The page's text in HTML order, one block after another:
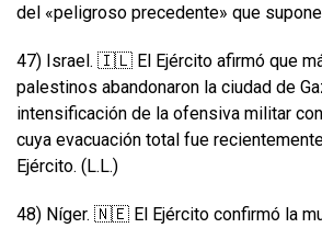
del «peligroso precedente» que
47) Israel. 🇮🇱 El Ejército afirmó que
palestinos abandonaron la ciudad de
intensificación de la ofensiva militar
cuya evacuación total fue
Ejército. (L.L.)
48) Níger. 🇳🇪 El Ejército confirmó la